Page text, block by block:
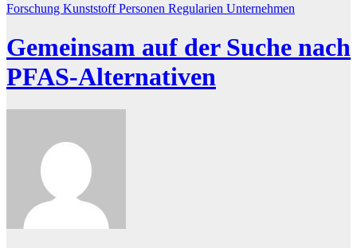
Forschung KunststoffPersonen Regularien Unternehmen
Gemeinsam auf der Suche nach
PFAS-Alternativen